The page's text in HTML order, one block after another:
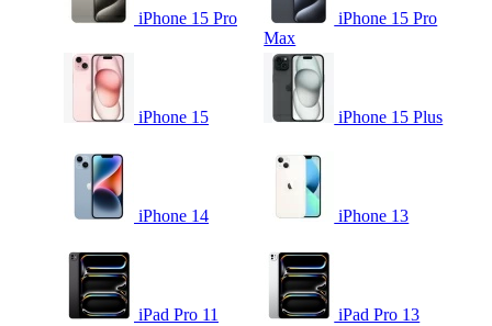
iPhone 15 Pro
iPhone 15 Pro
Max
iPhone 15 iPhone 15 Plus
iPhone 14 iPhone 13
iPad Pro 11 iPad Pro 13